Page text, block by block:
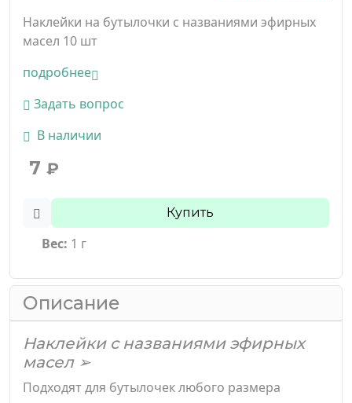
Наклейки на бутылочки с названиями эфирных
масел 10 шт
подробнее
Задать вопрос
В наличии
7 ₽
Купить
Вес: 1 г
Описание
Наклейки с названиями эфирных
масел ➢
Подходят для бутылочек любого размера